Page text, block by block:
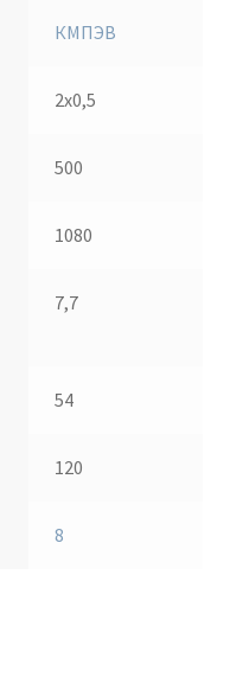
КМПЭВ
2х0,5
500
1080
7,7
54
120
8